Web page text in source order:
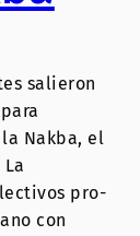
salieron
Nakba, el
pro-
con